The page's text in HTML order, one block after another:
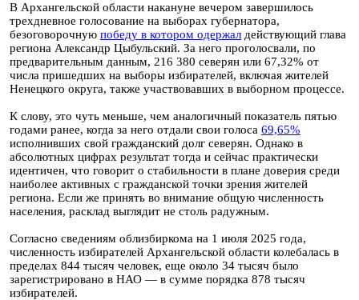
В Архангельской области накануне вечером завершилось
трехдневное голосование на выборах губернатора,
безоговорочную победу в котором одержал действующий глава
региона Александр Цыбульский. За него проголосвали, по
предварительным данным, 216 380 северян или 67,32% от
числа пришедших на выборы избирателей, включая жителей
Ненецкого округа, также участвовавших в выборном процессе.
К слову, это чуть меньше, чем аналогичный показатель пятью
годами ранее, когда за него отдали свои голоса 69,65%
исполнивших свой гражданский долг северян. Однако в
абсолютных цифрах результат тогда и сейчас практически
идентичен, что говорит о стабильности в плане доверия среди
наиболее активных с гражданской точки зрения жителей
региона. Если же принять во внимание общую численность
населения, расклад выглядит не столь радужным.
Согласно сведениям облизбиркома на 1 июля 2025 года,
численность избирателей Архангельской области колебалась в
пределах 844 тысяч человек, еще около 34 тысяч было
зарегистрировано в НАО — в сумме порядка 878 тысяч
избирателей.